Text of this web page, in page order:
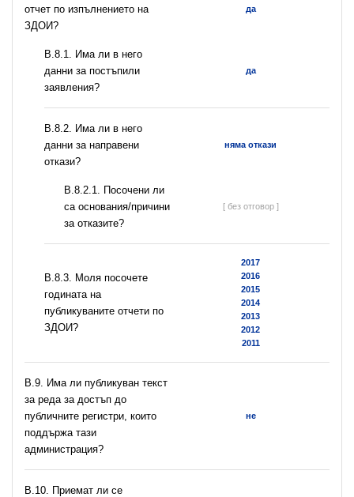
отчет по изпълнението на
ЗДОИ?
да
В.8.1. Има ли в него
данни за постъпили
заявления?
да
В.8.2. Има ли в него
данни за направени
откази?
няма откази
В.8.2.1. Посочени ли
са основания/причини
за отказите?
[ без отговор ]
В.8.3. Моля посочете
годината на
публикуваните отчети по
ЗДОИ?
2017
2016
2015
2014
2013
2012
2011
В.9. Има ли публикуван текст
за реда за достъп до
публичните регистри, които
поддържа тази
администрация?
не
В.10. Приемат ли се